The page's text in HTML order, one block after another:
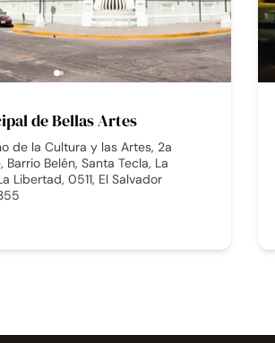
de Bellas Artes
de la Cultura y las Artes, 2a
Barrio Belén, Santa Tecla, La
Libertad, 0511, El Salvador